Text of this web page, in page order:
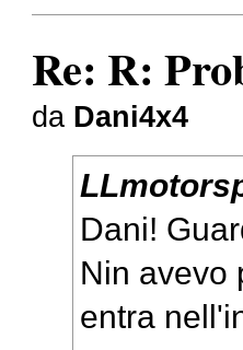
Re: R:
da Dani4x4
Dani!
Nin avevo
entra